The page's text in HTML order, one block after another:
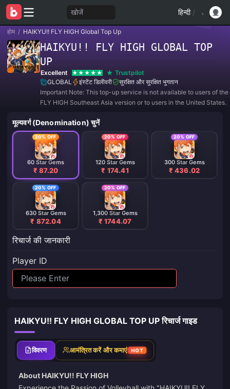
खोजें हिन्दी /
होम / HAIKYU!! FLY HIGH Global Top Up
HAIKYU!! FLY HIGH GLOBAL TOP
UP
Excellent
Trustpilot
GLOBAL
इंस्टेंट डिलीवरी
सुरक्षित और सुरक्षित भुगतान
Important Note: This top-up service is not available to users of the
FLY HIGH Southeast Asia version or to users in the United States.
मूल्यवर्ग (Denomination) चुनें
20% OFF
60 Star Gems
₹ 87.20
20% OFF
120 Star Gems
₹ 174.41
20% OFF
300 Star Gems
₹ 436.02
20% OFF
630 Star Gems
₹ 872.04
20% OFF
1,300 Star Gems
₹ 1744.07
रिचार्ज की जानकारी
Player ID
HAIKYU!! FLY HIGH GLOBAL TOP UP रिचार्ज गाइड
विवरण आमंत्रित करें और कमाएं HOT
About HAIKYU!! FLY HIGH